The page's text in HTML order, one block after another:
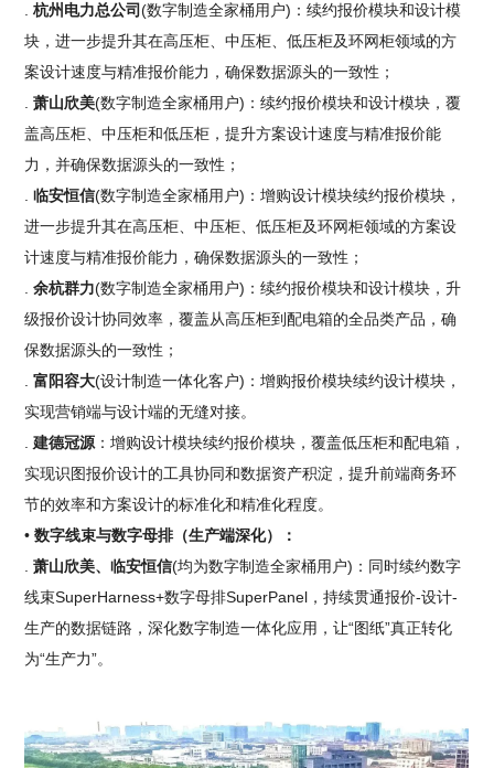
.杭州电力总公司(数字制造全家桶用户)：续约报价模块和设计模
块，进一步提升其在高压柜、中压柜、低压柜及环网柜领域的方
案设计速度与精准报价能力，确保数据源头的一致性；
.萧山欣美(数字制造全家桶用户)：续约报价模块和设计模块，覆
盖高压柜、中压柜和低压柜，提升方案设计速度与精准报价能
力，并确保数据源头的一致性；
.临安恒信(数字制造全家桶用户)：增购设计模块续约报价模块，
进一步提升其在高压柜、中压柜、低压柜及环网柜领域的方案设
计速度与精准报价能力，确保数据源头的一致性；
.余杭群力(数字制造全家桶用户)：续约报价模块和设计模块，升
级报价设计协同效率，覆盖从高压柜到配电箱的全品类产品，确
保数据源头的一致性；
.富阳容大(设计制造一体化客户)：增购报价模块续约设计模块，
实现营销端与设计端的无缝对接。
.建德冠源：增购设计模块续约报价模块，覆盖低压柜和配电箱，
实现识图报价设计的工具协同和数据资产积淀，提升前端商务环
节的效率和方案设计的标准化和精准化程度。
•数字线束与数字母排（生产端深化）：
.萧山欣美、临安恒信(均为数字制造全家桶用户)：同时续约数字
线束SuperHarness+数字母排SuperPanel，持续贯通报价-设计-
生产的数据链路，深化数字制造一体化应用，让“图纸”真正转化
为“生产力”。